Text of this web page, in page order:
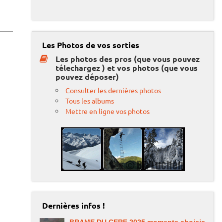
Les Photos de vos sorties
Les photos des pros (que vous pouvez
télechargez ) et vos photos (que vous
pouvez déposer)
Consulter les dernières photos
Tous les albums
Mettre en ligne vos photos
Dernières infos !